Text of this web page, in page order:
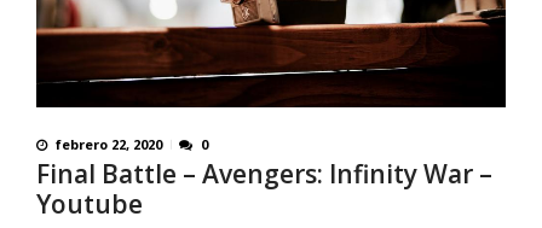
febrero 22, 2020 0
Final Battle – Avengers: Infinity War –
Youtube